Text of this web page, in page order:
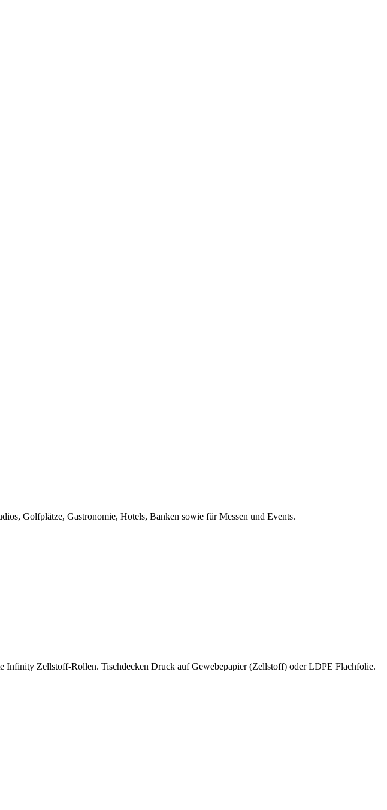
Golfplätze, Gastronomie, Hotels, Banken sowie für Messen und Events.
Infinity Zellstoff-Rollen. Tischdecken Druck auf Gewebepapier (Zellstoff) oder LDPE Flachfolie.